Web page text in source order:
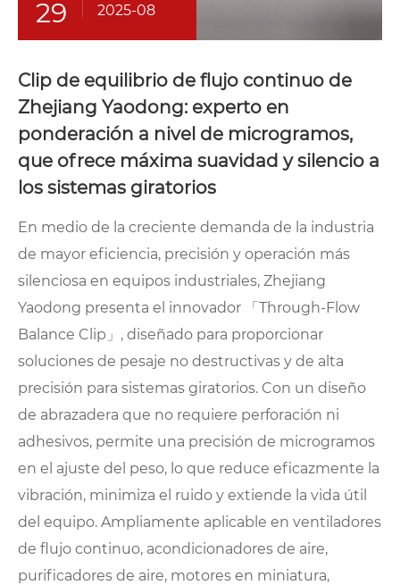
29 2025-08
Clip de equilibrio de flujo continuo de
Zhejiang Yaodong: experto en
ponderación a nivel de microgramos,
que ofrece máxima suavidad y silencio a
los sistemas giratorios
En medio de la creciente demanda de la industria
de mayor eficiencia, precisión y operación más
silenciosa en equipos industriales, Zhejiang
Yaodong presenta el innovador 「Through-Flow
Balance Clip」, diseñado para proporcionar
soluciones de pesaje no destructivas y de alta
precisión para sistemas giratorios. Con un diseño
de abrazadera que no requiere perforación ni
adhesivos, permite una precisión de microgramos
en el ajuste del peso, lo que reduce eficazmente la
vibración, minimiza el ruido y extiende la vida útil
del equipo. Ampliamente aplicable en ventiladores
de flujo continuo, acondicionadores de aire,
purificadores de aire, motores en miniatura,